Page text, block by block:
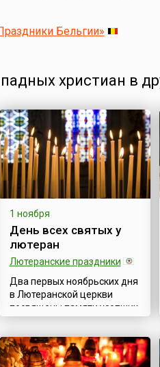
Бельгии»
христиан в
1 ноября
День всех святых у
лютеран
Лютеранские праздники
Два первых ноябрьских дня
в Лютеранской церкви
посвящены памяти усопших.
Sollemnitas Omnium
Sanctorum), а 2-го – День